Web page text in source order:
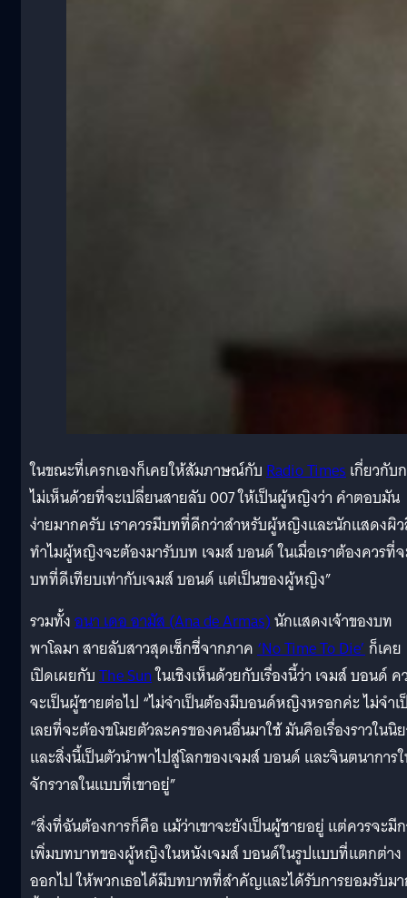
ในขณะที่เครกเองก็เคยให้สัมภาษณ์กับRadio Timesเกี่ยวกับ
ไม่เห็นด้วยที่จะเปลี่ยนสายลับ 007 ให้เป็นผู้หญิงว่า คำตอบมัน
ง่ายมากครับ เราควรมีบทที่ดีกว่าสำหรับผู้หญิงและนักแสดงผิ
ทำไมผู้หญิงจะต้องมารับบท เจมส์ บอนด์ ในเมื่อเราต้องควรที่
บทที่ดีเทียบเท่ากับเจมส์ บอนด์ แต่เป็นของผู้หญิง”
รวมทั้งอนา เดอ อามัส (Ana de Armas)นักแสดงเจ้าของบท
พาโลมา สายลับสาวสุดเซ็กซี่จากภาค‘No Time To Die’ก็เคย
เปิดเผยกับThe Sunในเชิงเห็นด้วยกับเรื่องนี้ว่า เจมส์ บอนด์ ค
จะเป็นผู้ชายต่อไป “ไม่จำเป็นต้องมีบอนด์หญิงหรอกค่ะ ไม่จำเ
เลยที่จะต้องขโมยตัวละครของคนอื่นมาใช้ มันคือเรื่องราวในนิ
และสิ่งนี้เป็นตัวนำพาไปสู่โลกของเจมส์ บอนด์ และจินตนาการ
จักรวาลในแบบที่เขาอยู่”
“สิ่งที่ฉันต้องการก็คือ แม้ว่าเขาจะยังเป็นผู้ชายอยู่ แต่ควรจะมี
เพิ่มบทบาทของผู้หญิงในหนังเจมส์ บอนด์ในรูปแบบที่แตกต่าง
ออกไป ให้พวกเธอได้มีบทบาทที่สำคัญและได้รับการยอมรับม